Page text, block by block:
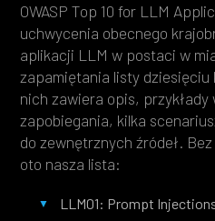
OWASP Top 10 for LLM
uchwycenia obecnego
aplikacji LLM w postaci w
zapamiętania listy
nich zawiera opis,
zapobiegania, kilka
do zewnętrznych źródeł.
oto nasza lista:
LLM01: Prompt